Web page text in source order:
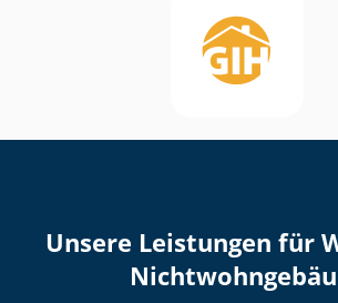
Unsere Leistungen für